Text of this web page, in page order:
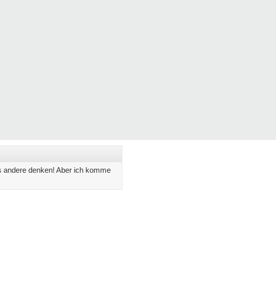
denken! Aber ich komme